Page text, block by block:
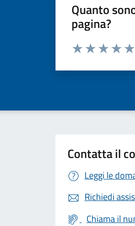
Quanto
pagina?
Valuta da 1 a 5 stelle
Contatta il
Leggi le
Richiedi
Chiama il